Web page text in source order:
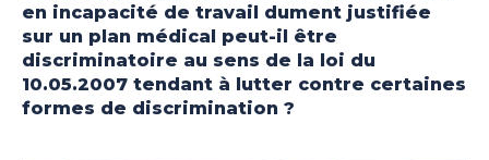
en incapacité de travail dument justifiée
sur un plan médical peut-il être
discriminatoire au sens de la loi du
10.05.2007 tendant à lutter contre certaines
formes de discrimination ?